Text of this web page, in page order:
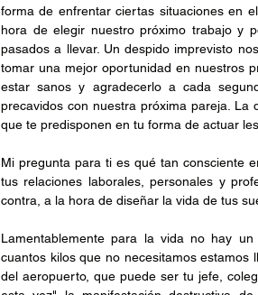
forma de enfrentar ciertas situaciones en
hora de elegir nuestro próximo trabajo y
pasados a llevar. Un despido imprevisto
tomar una mejor oportunidad en nuestros
estar sanos y agradecerlo a cada
precavidos con nuestra próxima pareja. La
que te predisponen en tu forma de actuar
Mi pregunta para ti es qué tan consciente
tus relaciones laborales, personales y
contra, a la hora de diseñar la vida de tus
Lamentablemente para la vida no hay
cuantos kilos que no necesitamos
del aeropuerto, que puede ser tu jefe,